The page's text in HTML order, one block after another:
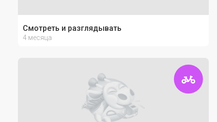
Смотреть и разглядывать
4 месяца